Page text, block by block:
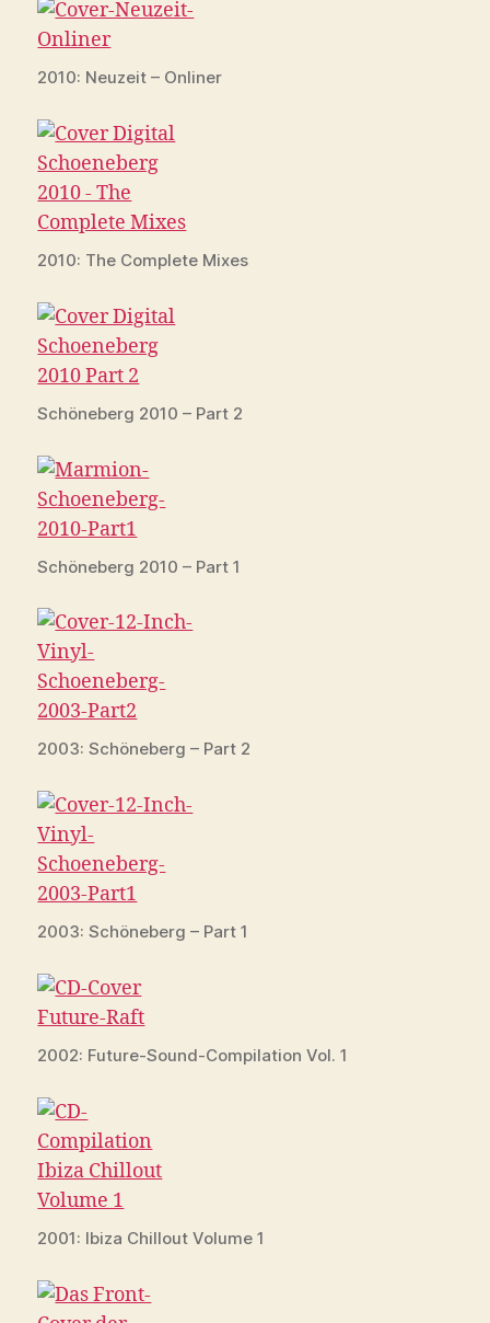
2010: Neuzeit – Onliner
2010: The Complete Mixes
Schöneberg 2010 – Part 2
Schöneberg 2010 – Part 1
2003: Schöneberg – Part 2
2003: Schöneberg – Part 1
2002: Future-Sound-Compilation Vol. 1
2001: Ibiza Chillout Volume 1